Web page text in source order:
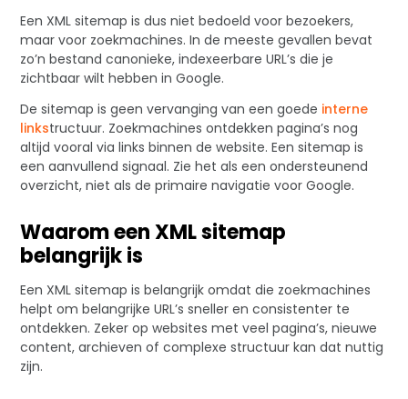
Een XML sitemap is dus niet bedoeld voor bezoekers,
maar voor zoekmachines. In de meeste gevallen bevat
zo’n bestand canonieke, indexeerbare URL’s die je
zichtbaar wilt hebben in Google.
De sitemap is geen vervanging van een goede interne
linkstructuur. Zoekmachines ontdekken pagina’s nog
altijd vooral via links binnen de website. Een sitemap is
een aanvullend signaal. Zie het als een ondersteunend
overzicht, niet als de primaire navigatie voor Google.
Waarom een XML sitemap
belangrijk is
Een XML sitemap is belangrijk omdat die zoekmachines
helpt om belangrijke URL’s sneller en consistenter te
ontdekken. Zeker op websites met veel pagina’s, nieuwe
content, archieven of complexe structuur kan dat nuttig
zijn.